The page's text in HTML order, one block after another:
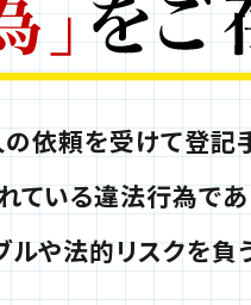
依頼を受けて登記
いる違法行為であ
ルや法的リスクを負